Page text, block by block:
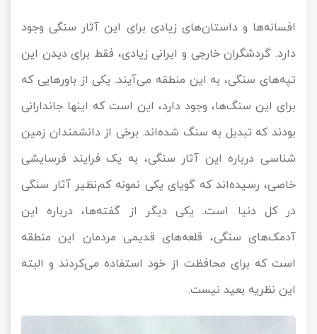
افسانه‌ها و داستان‌های زیادی برای این آثار سنگی وجود
دارد. گردشگران خارجی و ایرانی زیادی، فقط برای دیدن این
تپه‌های سنگی، به این منطقه می‌آیند. یکی از باورهایی که
برای این سنگ‌ها، وجود دارد، این است که اینها جاندارانی
بودند که تبدیل به سنگ شده‌اند. برخی از دانشمندان زمین
شناسی درباره این آثار سنگی، به یک فرایند فرسایشی
خاصی، رسیده‌اند که گویای یکی نمونه کم‌نظیر آثار سنگی
در کل دنیا است. یکی دیگر از گفته‌ها، درباره این
آدمک‌های سنگی، قلعه‌های قدیمی مردمان این منطقه
است که برای محافظت از خود استفاده می‌کردند و البته
این نظریه بعید نیست.